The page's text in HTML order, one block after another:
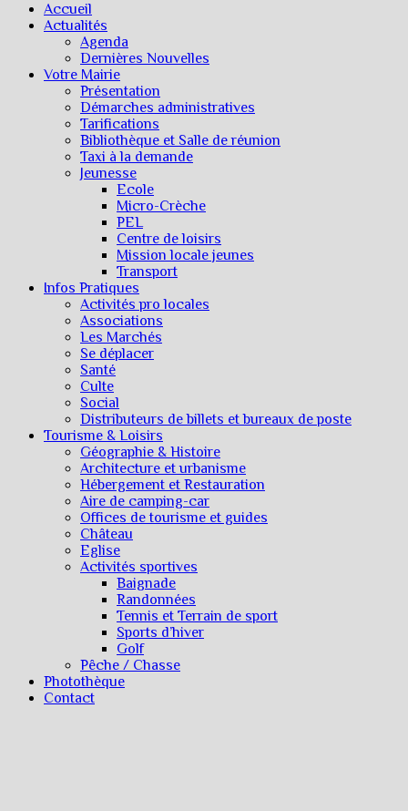
Accueil
Actualités
Agenda
Dernières Nouvelles
Votre Mairie
Présentation
Démarches administratives
Tarifications
Bibliothèque et Salle de réunion
Taxi à la demande
Jeunesse
Ecole
Micro-Crèche
PEL
Centre de loisirs
Mission locale jeunes
Transport
Infos Pratiques
Activités pro locales
Associations
Les Marchés
Se déplacer
Santé
Culte
Social
Distributeurs de billets et bureaux de poste
Tourisme & Loisirs
Géographie & Histoire
Architecture et urbanisme
Hébergement et Restauration
Aire de camping-car
Offices de tourisme et guides
Château
Eglise
Activités sportives
Baignade
Randonnées
Tennis et Terrain de sport
Sports d’hiver
Golf
Pêche / Chasse
Photothèque
Contact